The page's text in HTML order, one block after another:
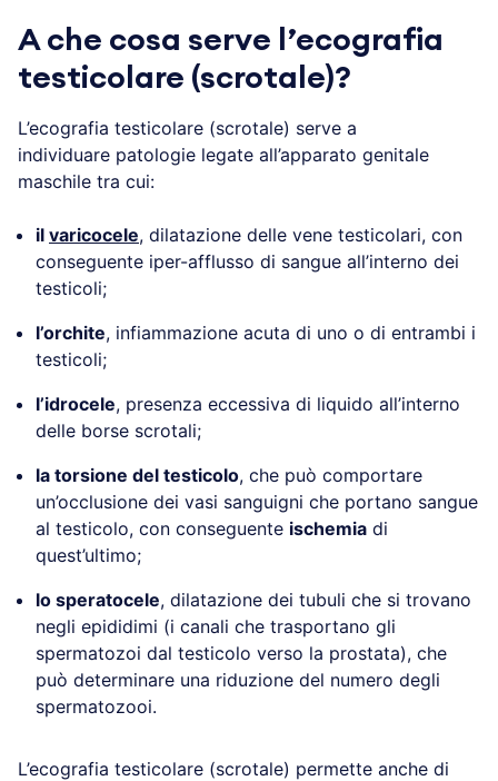
A che cosa serve l’ecografia
testicolare (scrotale)?
L’ecografia testicolare (scrotale) serve a
individuare patologie legate all’apparato genitale
maschile tra cui:
il varicocele, dilatazione delle vene testicolari, con
conseguente iper-afflusso di sangue all’interno dei
testicoli;
l’orchite, infiammazione acuta di uno o di entrambi i
testicoli;
l’idrocele, presenza eccessiva di liquido all’interno
delle borse scrotali;
la torsione del testicolo, che può comportare
un’occlusione dei vasi sanguigni che portano sangue
al testicolo, con conseguente ischemia di
quest’ultimo;
lo speratocele, dilatazione dei tubuli che si trovano
negli epididimi (i canali che trasportano gli
spermatozoi dal testicolo verso la prostata), che
può determinare una riduzione del numero degli
spermatozooi.
L’ecografia testicolare (scrotale) permette anche di